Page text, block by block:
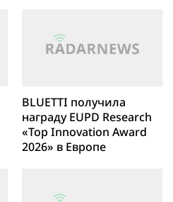
BLUETTI получила
награду EUPD Research
«Top Innovation Award
2026» в Европе